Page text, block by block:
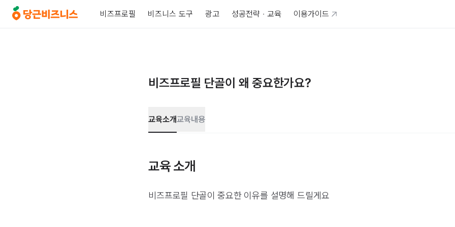
비즈프로필 비즈니스 도구 광고 성공전략 · 교육 이용가이드
비즈프로필 단골이 왜 중요한가요?
교육소개교육내용
교육 소개
비즈프로필 단골이 중요한 이유를 설명해 드릴게요